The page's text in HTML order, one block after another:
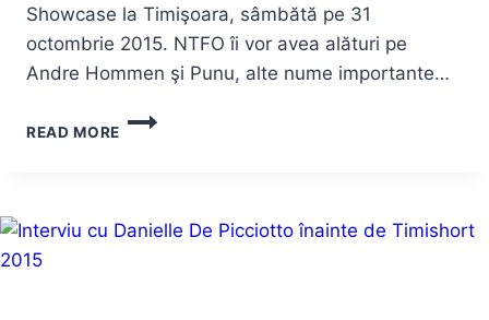
Showcase la Timişoara, sâmbătă pe 31
octombrie 2015. NTFO îi vor avea alături pe
Andre Hommen şi Punu, alte nume importante…
READ MORE
INTERVIU
OBJEKTIVITY